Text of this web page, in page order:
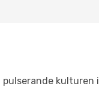
kulturen i